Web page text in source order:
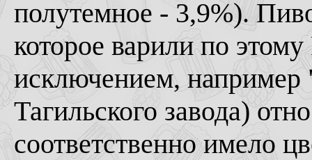
полутемное - 3,9%).
которое варили по
исключением, например
Тагильского завода)
соответственно имело